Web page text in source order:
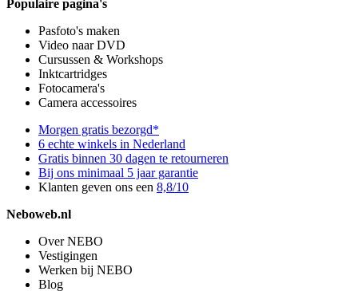
Populaire pagina's
Pasfoto's maken
Video naar DVD
Cursussen & Workshops
Inktcartridges
Fotocamera's
Camera accessoires
Morgen gratis bezorgd*
6 echte winkels in Nederland
Gratis binnen 30 dagen te retourneren
Bij ons minimaal 5 jaar garantie
Klanten geven ons een 8,8/10
Neboweb.nl
Over NEBO
Vestigingen
Werken bij NEBO
Blog